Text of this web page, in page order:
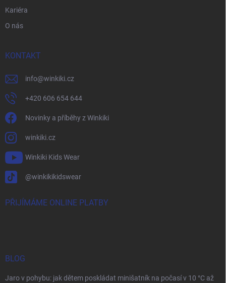
Kariéra
O nás
KONTAKT
info@winkiki.cz
+420 606 654 644
Novinky a příběhy z Winkiki
winkiki.cz
Winkiki Kids Wear
@winkikikidswear
PŘIJÍMÁME ONLINE PLATBY
BLOG
Jaro v pohybu: jak dětem poskládat minišatník na počasí v 10 °C až